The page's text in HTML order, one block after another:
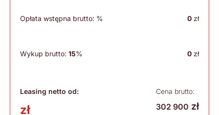
Opłata wstępna brutto: % 0 zł
Wykup brutto: 15% 0 zł
Leasing netto od:
zł
Cena brutto:
302 900 zł